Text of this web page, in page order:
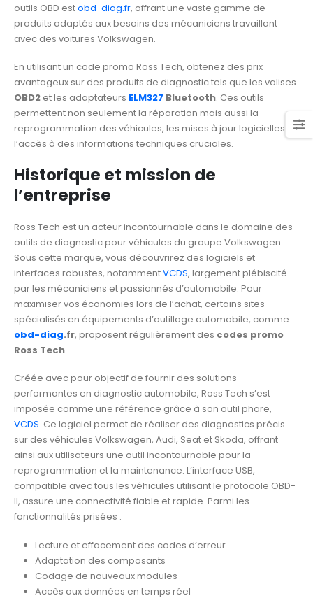
outils OBD estobd-diag.fr, offrant une vaste gamme de
produits adaptés aux besoins des mécaniciens travaillant
avec des voitures Volkswagen.
En utilisant un code promo Ross Tech, obtenez des prix
avantageux sur des produits de diagnostic tels que les valises
OBD2 et les adaptateurs ELM327 Bluetooth. Ces outils
permettent non seulement la réparation mais aussi la
reprogrammation des véhicules, les mises à jour logicielles et
l’accès à des informations techniques cruciales.
Historique et mission de
l’entreprise
Ross Tech est un acteur incontournable dans le domaine des
outils de diagnostic pour véhicules du groupe Volkswagen.
Sous cette marque, vous découvrirez des logiciels et
interfaces robustes, notammentVCDS, largement plébiscité
par les mécaniciens et passionnés d’automobile. Pour
maximiser vos économies lors de l’achat, certains sites
spécialisés en équipements d’outillage automobile, comme
obd-diag.fr, proposent régulièrement des codes promo
Ross Tech.
Créée avec pour objectif de fournir des solutions
performantes en diagnostic automobile, Ross Tech s’est
imposée comme une référence grâce à son outil phare,
VCDS. Ce logiciel permet de réaliser des diagnostics précis
sur des véhicules Volkswagen, Audi, Seat et Skoda, offrant
ainsi aux utilisateurs une outil incontournable pour la
reprogrammation et la maintenance. L’interface USB,
compatible avec tous les véhicules utilisant le protocole OBD-
II, assure une connectivité fiable et rapide. Parmi les
fonctionnalités prisées :
Lecture et effacement des codes d’erreur
Adaptation des composants
Codage de nouveaux modules
Accès aux données en temps réel